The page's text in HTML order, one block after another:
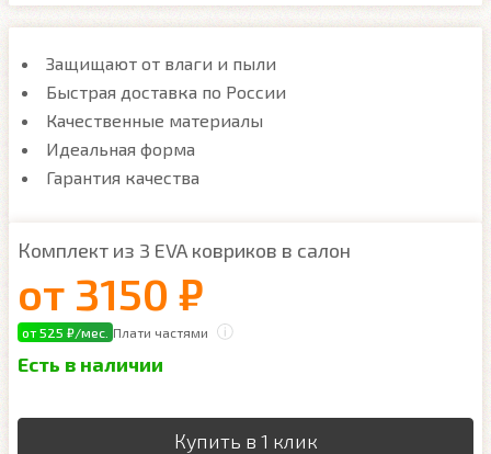
Защищают от влаги и пыли
Быстрая доставка по России
Качественные материалы
Идеальная форма
Гарантия качества
Комплект из 3 EVA ковриков в салон
от 3150 ₽
от 525 ₽/мес. Плати частями
Есть в наличии
Купить в 1 клик